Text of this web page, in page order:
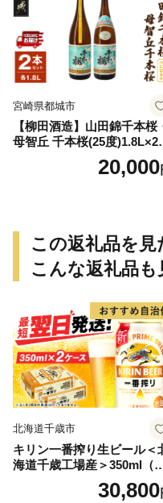
宮崎県都城市
【柳田酒造】山田錦千本桜
母智丘 千本桜(25度)1.8L×2
≪みやこんじょ特急便≫_AC
20,000
この返礼品を見
こんな返礼品
北海道千歳市
キリン一番搾り生ビール＜
海道千歳工場産＞350ml（
30,800